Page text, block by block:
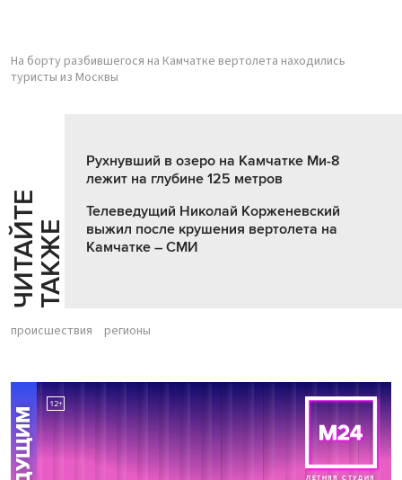
На борту разбившегося на Камчатке вертолета находились
туристы из Москвы
Ч
И
Т
АЙ
Т
Е
Т
А
К
ЖЕ
Рухнувший в озеро на Камчатке Ми-8
лежит на глубине 125 метров
Телеведущий Николай Корженевский
выжил после крушения вертолета на
Камчатке – СМИ
происшествия регионы